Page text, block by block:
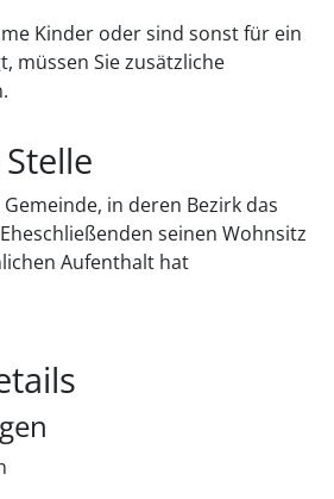
Kinder oder sind sonst für ein
müssen Sie zusätzliche
in deren Bezirk das
seinen Wohnsitz
Aufenthalt hat